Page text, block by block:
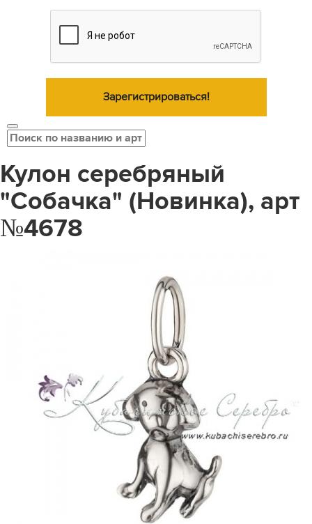
Зарегистрироваться!
Кулон серебряный
"Собачка" (Новинка), арт
№4678